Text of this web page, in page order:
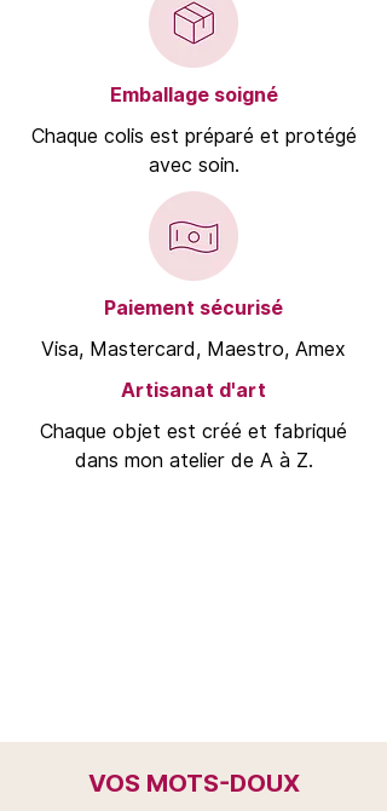
Emballage soigné
Chaque colis est préparé et protégé
avec soin.
Paiement sécurisé
Visa, Mastercard, Maestro, Amex
Artisanat d'art
Chaque objet est créé et fabriqué
dans mon atelier de A à Z.
VOS MOTS-DOUX